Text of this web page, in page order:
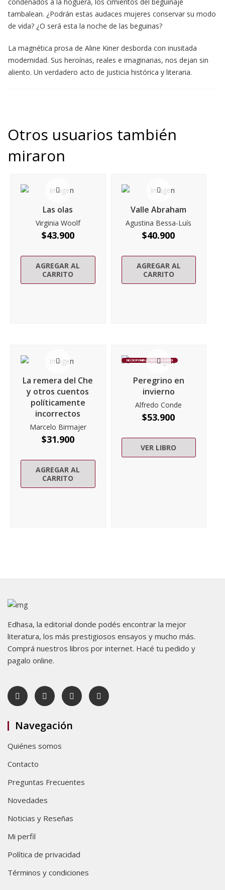
condenados a la hoguera, los cimientos del beguinaje
tambalean. ¿Podrán estas audaces mujeres conservar su modo
de vida? ¿O será esta la noche de las beguinas?
La magnética prosa de Aline Kiner desborda con inusitada
modernidad. Sus heroínas, reales e imaginarias, nos dejan sin
aliento. Un verdadero acto de justicia histórica y literaria.
Otros usuarios también
miraron
Las olas
Virginia Woolf
$43.900
AGREGAR AL
CARRITO
Valle Abraham
Agustina Bessa-Luís
$40.900
AGREGAR AL
CARRITO
La remera del Che
y otros cuentos
políticamente
incorrectos
Marcelo Birmajer
$31.900
AGREGAR AL
CARRITO
NO DISPONIBLE TEMPORALMENTE
Peregrino en
invierno
Alfredo Conde
$53.900
VER LIBRO
Edhasa, la editorial donde podés encontrar la mejor
literatura, los más prestigiosos ensayos y mucho más.
Comprá nuestros libros por internet. Hacé tu pedido y
pagalo online.
Navegación
Quiénes somos
Contacto
Preguntas Frecuentes
Novedades
Noticias y Reseñas
Mi perfil
Política de privacidad
Términos y condiciones